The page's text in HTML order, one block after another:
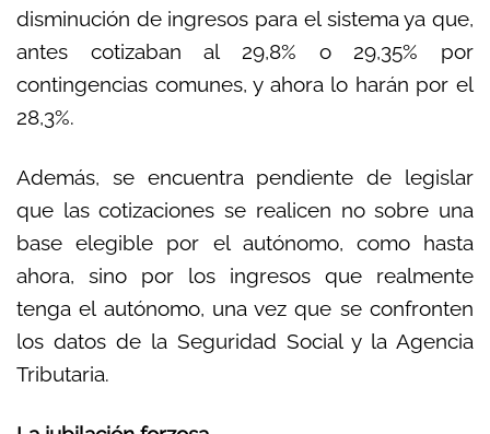
disminución de ingresos para el sistema ya que,
antes cotizaban al 29,8% o 29,35% por
contingencias comunes, y ahora lo harán por el
28,3%.
Además, se encuentra pendiente de legislar
que las cotizaciones se realicen no sobre una
base elegible por el autónomo, como hasta
ahora, sino por los ingresos que realmente
tenga el autónomo, una vez que se confronten
los datos de la Seguridad Social y la Agencia
Tributaria.